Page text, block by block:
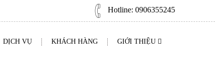
Hotline: 0906355245
DỊCH VỤ KHÁCH HÀNG GIỚI THIỆU
09:00 AM - 05:00 PM
Liên hệ